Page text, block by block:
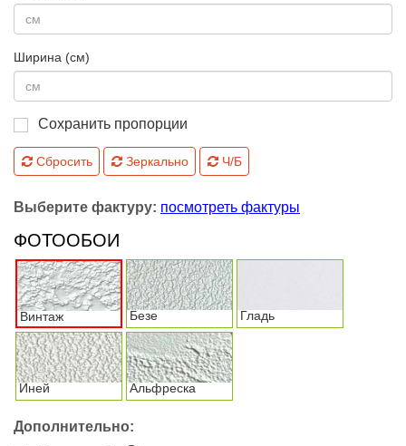
Ширина (см)
Сохранить пропорции
Сбросить Зеркально Ч/Б
Выберите фактуру: посмотреть фактуры
ФОТООБОИ
Винтаж Безе Гладь
Иней Альфреска
Дополнительно: